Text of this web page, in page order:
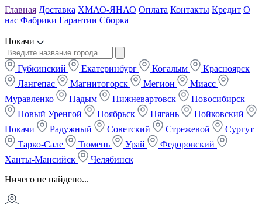
Главная Доставка ХМАО-ЯНАО Оплата Контакты Кредит О
нас Фабрики Гарантии Сборка
Покачи
Губкинский Екатеринбург Когалым
Красноярск
Лангепас
Магнитогорск Мегион
Миасс
Муравленко
Надым Нижневартовск
Новосибирск
Новый Уренгой
Ноябрьск Нягань
Пойковский
Покачи
Радужный Советский Стрежевой
Сургут
Тарко-Сале
Тюмень Урай
Федоровский
Ханты-Мансийск
Челябинск
Ничего не найдено...